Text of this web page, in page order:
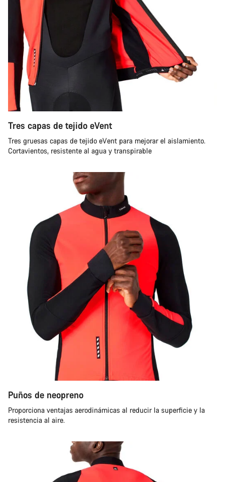
Tres capas de tejido eVent
Tres gruesas capas de tejido eVent para mejorar el aislamiento.
Cortavientos, resistente al agua y transpirable
Puños de neopreno
Proporciona ventajas aerodinámicas al reducir la superficie y la
resistencia al aire.